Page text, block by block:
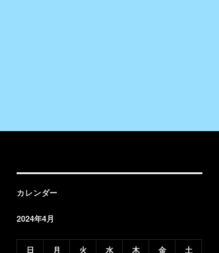
カレンダー
2024年4月
日 月 火 水 木 金 土